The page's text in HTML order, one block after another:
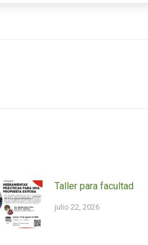
Taller para facultad
julio 22, 2026